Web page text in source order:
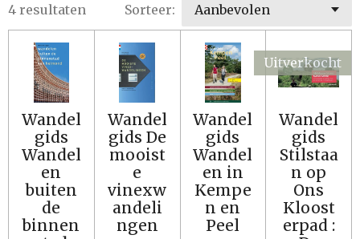
4 resultaten Sorteer:
Wandel
gids
Wandel
en
buiten
de
binnen
Wandel
gids De
mooist
e
vinexw
andeli
ngen
Wandel
gids
Wandel
en in
Kempe
n en
Peel
Uitverkocht
Wandel
gids
Stilstaa
n op
Ons
Kloost
erpad :